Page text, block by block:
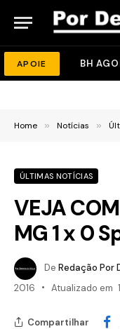
APOIE BH
Home » Notícias »
ÚLTIMAS NOTÍCIAS
VEJA
MG 1 x 0
De Redação Por
2016
Atualizado em
Compartilhar